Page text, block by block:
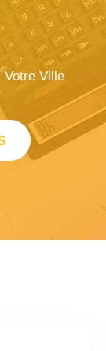
Votre Ville